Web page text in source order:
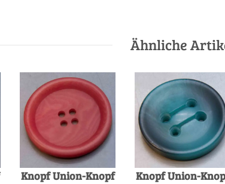
Ähnliche
Knopf Union-Knopf
Knopf Union-